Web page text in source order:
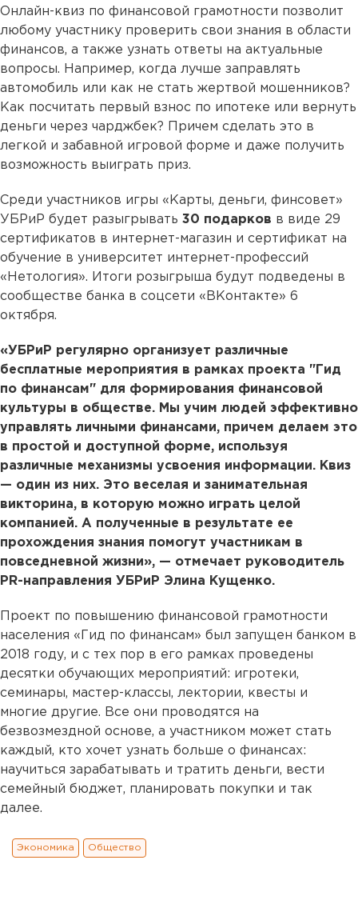
Онлайн-квиз по финансовой грамотности позволит
любому участнику проверить свои знания в области
финансов, а также узнать ответы на актуальные
вопросы. Например, когда лучше заправлять
автомобиль или как не стать жертвой мошенников?
Как посчитать первый взнос по ипотеке или вернуть
деньги через чарджбек? Причем сделать это в
легкой и забавной игровой форме и даже получить
возможность выиграть приз.
Среди участников игры «Карты, деньги, финсовет»
УБРиР будет разыгрывать 30 подарков в виде 29
сертификатов в интернет-магазин и сертификат на
обучение в университет интернет-профессий
«Нетология». Итоги розыгрыша будут подведены в
сообществе банка в соцсети «ВКонтакте» 6
октября.
«УБРиР регулярно организует различные
бесплатные мероприятия в рамках проекта "Гид
по финансам" для формирования финансовой
культуры в обществе. Мы учим людей эффективно
управлять личными финансами, причем делаем это
в простой и доступной форме, используя
различные механизмы усвоения информации. Квиз
— один из них. Это веселая и занимательная
викторина, в которую можно играть целой
компанией. А полученные в результате ее
прохождения знания помогут участникам в
повседневной жизни», — отмечает руководитель
PR-направления УБРиР Элина Кущенко.
Проект по повышению финансовой грамотности
населения «Гид по финансам» был запущен банком в
2018 году, и с тех пор в его рамках проведены
десятки обучающих мероприятий: игротеки,
семинары, мастер-классы, лектории, квесты и
многие другие. Все они проводятся на
безвозмездной основе, а участником может стать
каждый, кто хочет узнать больше о финансах:
научиться зарабатывать и тратить деньги, вести
семейный бюджет, планировать покупки и так
далее.
Экономика Общество